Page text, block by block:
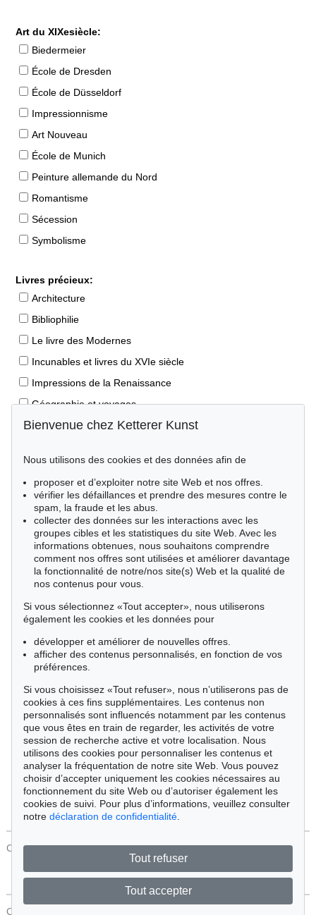
Art du XIXesiècle:
Biedermeier
École de Dresden
École de Düsseldorf
Impressionnisme
Art Nouveau
École de Munich
Peinture allemande du Nord
Romantisme
Sécession
Symbolisme
Livres précieux:
Architecture
Bibliophilie
Le livre des Modernes
Incunables et livres du XVIe siècle
Impressions de la Renaissance
Géographie et voyages
Éditions princeps
Livres pour enfants
Style de vie
Événements clés des sciences naturelles
Littérature mondiale
Littérature économique
Cimélie
Trier par:
Tous les objets
Offres actuelles
Objets vendus
Chercher
CONTACT Protection Des Données
CONTACT
Bienvenue chez Ketterer Kunst
Nous utilisons des cookies et des données afin de
proposer et d’exploiter notre site Web et nos offres.
vérifier les défaillances et prendre des mesures contre le
spam, la fraude et les abus.
collecter des données sur les interactions avec les
groupes cibles et les statistiques du site Web. Avec les
informations obtenues, nous souhaitons comprendre
comment nos offres sont utilisées et améliorer davantage
la fonctionnalité de notre/nos site(s) Web et la qualité de
nos contenus pour vous.
Si vous sélectionnez «Tout accepter», nous utiliserons
également les cookies et les données pour
développer et améliorer de nouvelles offres.
afficher des contenus personnalisés, en fonction de vos
préférences.
Si vous choisissez «Tout refuser», nous n’utiliserons pas de
cookies à ces fins supplémentaires. Les contenus non
personnalisés sont influencés notamment par les contenus
que vous êtes en train de regarder, les activités de votre
session de recherche active et votre localisation. Nous
utilisons des cookies pour personnaliser les contenus et
analyser la fréquentation de notre site Web. Vous pouvez
choisir d’accepter uniquement les cookies nécessaires au
fonctionnement du site Web ou d’autoriser également les
cookies de suivi. Pour plus d’informations, veuillez consulter
notre déclaration de confidentialité
Tout refuser
Tout accepter